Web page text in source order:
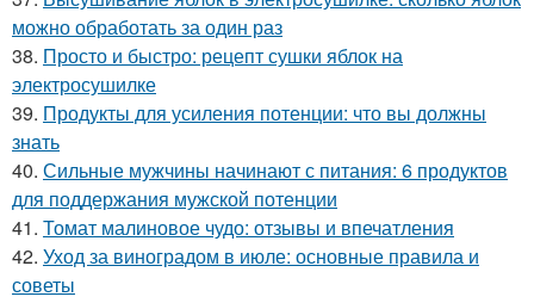
можно обработать за один раз
38. Просто и быстро: рецепт сушки яблок на
электросушилке
39. Продукты для усиления потенции: что вы должны
знать
40. Сильные мужчины начинают с питания: 6 продуктов
для поддержания мужской потенции
41. Томат малиновое чудо: отзывы и впечатления
42. Уход за виноградом в июле: основные правила и
советы